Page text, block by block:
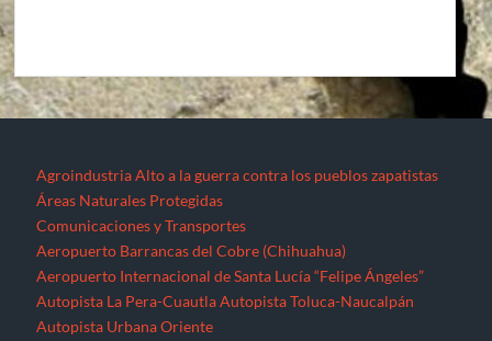
Agroindustria Alto a la guerra contra los pueblos zapatistas
Áreas Naturales Protegidas
Comunicaciones y Transportes
Aeropuerto Barrancas del Cobre (Chihuahua)
Aeropuerto Internacional de Santa Lucía “Felipe Ángeles”
Autopista La Pera-Cuautla Autopista Toluca-Naucalpán
Autopista Urbana Oriente